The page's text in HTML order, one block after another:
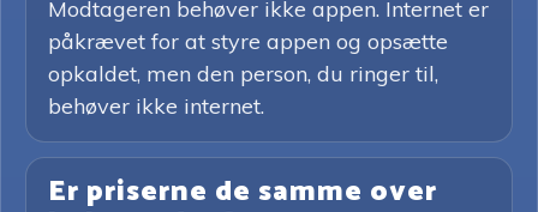
Modtageren behøver ikke appen. Internet er
påkrævet for at styre appen og opsætte
opkaldet, men den person, du ringer til,
behøver ikke internet.
Er priserne de samme over